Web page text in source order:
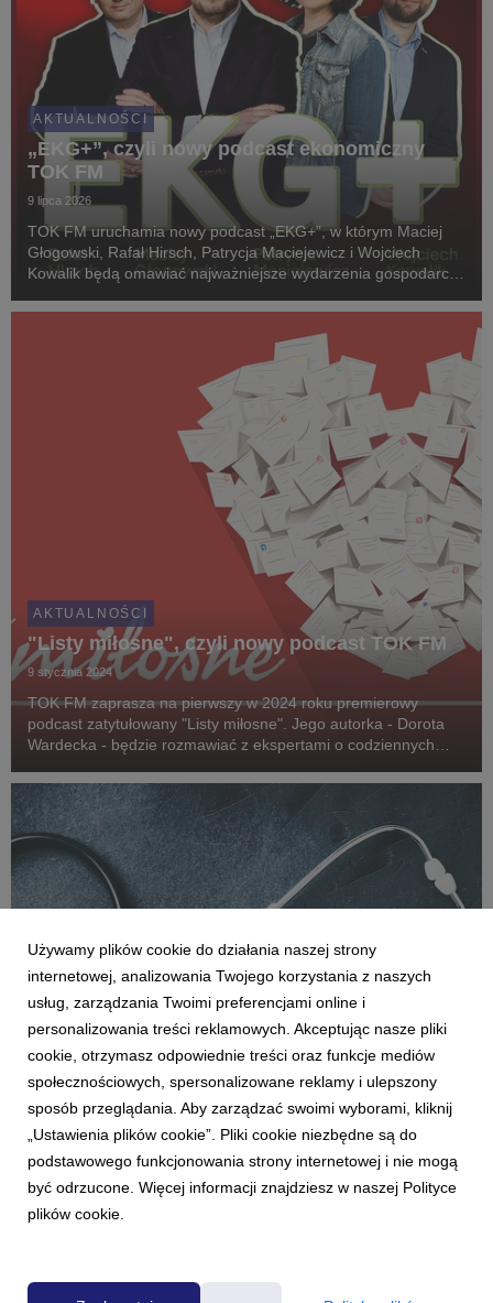
AKTUALNOŚCI
„EKG+”, czyli nowy podcast ekonomiczny
TOK FM
9 lipca 2026
TOK FM uruchamia nowy podcast „EKG+”, w którym Maciej
Głogowski, Rafał Hirsch, Patrycja Maciejewicz i Wojciech
Kowalik będą omawiać najważniejsze wydarzenia gospodarcze
AKTUALNOŚCI
"Listy miłosne", czyli nowy podcast TOK FM
9 stycznia 2024
TOK FM zaprasza na pierwszy w 2024 roku premierowy
podcast zatytułowany "Listy miłosne". Jego autorka - Dorota
Wardecka - będzie rozmawiać z ekspertami o codziennych
AKTUALNOŚCI
"Podziemie" - nowy podcast Michała Janczury
w TOK FM
12 lipca 2023
TOK FM prezentuje nowy radiowy serial dokumentalny
Michała Janczury zatytułowany „Podziemie”. Tym razem
dziennikarz odsłoni kulisy świata medycyny alternatywnej,
czwa...
Używamy plików cookie do działania naszej strony
internetowej, analizowania Twojego korzystania z naszych
usług, zarządzania Twoimi preferencjami online i
personalizowania treści reklamowych. Akceptując nasze pliki
cookie, otrzymasz odpowiednie treści oraz funkcje mediów
społecznościowych, spersonalizowane reklamy i ulepszony
sposób przeglądania. Aby zarządzać swoimi wyborami, kliknij
„Ustawienia plików cookie”. Pliki cookie niezbędne są do
podstawowego funkcjonowania strony internetowej i nie mogą
być odrzucone. Więcej informacji znajdziesz w naszej Polityce
plików cookie.